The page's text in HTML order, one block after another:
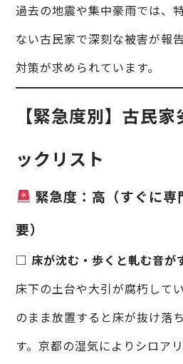
過去の地震や集中豪雨では、
ない古民家で深刻な被害が報
対策が求められています。
【緊急度別】古民
ックリスト
緊急度：高（すぐに
要）
□ 床が沈む・歩くと軋む音が
床下の土台や大引が腐朽して
のまま放置すると床が抜け落
す。京都の湿気によりシロア